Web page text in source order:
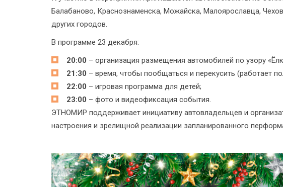
Балабаново, Краснознаменска, Можайска, Малоярославца,
других городов.
В программе 23 декабря:
20:00 – организация размещения автомобилей по узору
21:30 – время, чтобы пообщаться и перекусить (работает
22:00 – игровая программа для детей;
23:00 – фото и видеофиксация события.
ЭТНОМИР поддерживает инициативу автовладельцев и
настроения и зрелищной реализации запланированного